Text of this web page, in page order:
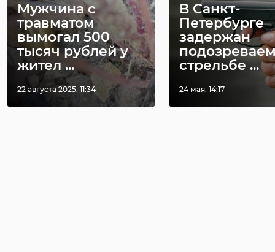
Мужчина с
травматом
вымогал 500
тысяч рублей у
жител ...
22 августа 2025, 11:34
В Санкт-
Петербурге
задержан
стрельбе ...
24 мая, 14:17